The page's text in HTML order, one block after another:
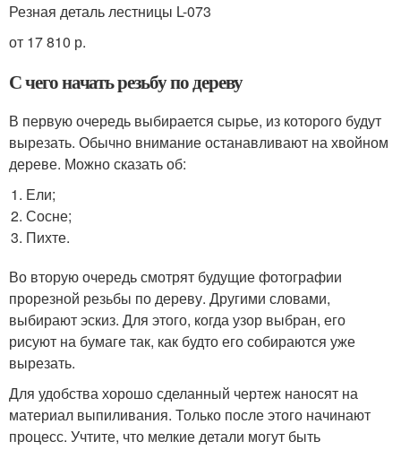
Резная деталь лестницы L-073
от 17 810 р.
С чего начать резьбу по дереву
В первую очередь выбирается сырье, из которого будут
вырезать. Обычно внимание останавливают на хвойном
дереве. Можно сказать об:
Ели;
Сосне;
Пихте.
Во вторую очередь смотрят будущие фотографии
прорезной резьбы по дереву. Другими словами,
выбирают эскиз. Для этого, когда узор выбран, его
рисуют на бумаге так, как будто его собираются уже
вырезать.
Для удобства хорошо сделанный чертеж наносят на
материал выпиливания. Только после этого начинают
процесс. Учтите, что мелкие детали могут быть